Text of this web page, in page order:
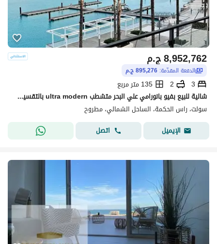
ج.م8,952,762
الدفعة المقدّمة: 895,276 ج.م
3
2
135 متر مربع
شالية للبيع بفيو بانورامي علي البحر متشطب ultra modern بالتقسيط في سولت salt راس الحكمه
سولت، راس الحكمة، الساحل الشمالي، مطروح
الإيميل
اتصل